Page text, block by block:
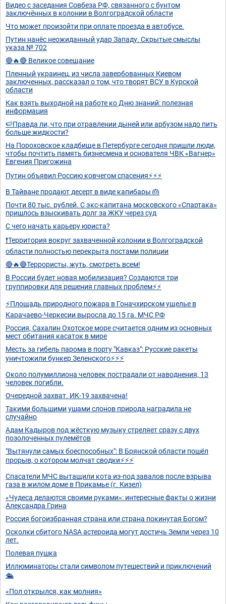
Видео с заседания Совбеза РФ, связанного с бунтом
заключённых в колонии в Волгоградской области
Что может произойти при оплате проезда в автобусе.
Путин нанёс неожиданный удар Западу. Скрытые смыслы
указа № 702
🔴🔥🔴 Великое совещание
Пленный украинец, из числа завербованных Киевом
заключенных, рассказал о том, что творят ВСУ в Курской
области
Как взять выходной на работе ко Дню знаний: полезная
информация
🍉Правда ли, что при отравлении дыней или арбузом надо пить
больше жидкости?
На Пороховское кладбище в Петербурге сегодня пришли люди,
чтобы почтить память бизнесмена и основателя ЧВК «Вагнер»
Евгения Пригожина
Путин объявил Россию ковчегом спасения⚡️⚡️⚡️
В Тайване продают десерт в виде капибары 🎂
Почти 80 тыс. рублей. С экс-капитана московского «Спартака»
пришлось взыскивать долг за ЖКУ через суд
С чего начать карьеру юриста?
❗️Территория вокруг захваченной колонии в Волгоградской
области полностью перекрыта постами полиции
🔴🔥🔴Террористы, жуть, смотреть всем!
В России будет новая мобилизация? Создаются три
группировки для решения главных проблем⚡️⚡️
⚡️Площадь природного пожара в Гоначхирском ущелье в
Карачаево-Черкесии выросла до 15 га. МЧС РФ
Россия, Сахалин Охотское море считается одним из основных
мест обитания касаток в мире
Месть за гибель парома в порту "Кавказ": Русские ракеты
уничтожили бункер Зеленского⚡️⚡️⚡️
Около полумиллиона человек пострадали от наводнения, 13
человек погибли.
Очередной захват. ИК-19 захвачена!
Такими большими ушами слонов природа наградила не
случайно
Адам Кадыров под жёсткую музыку стреляет сразу с двух
позолоченных пулемётов
"Вытянули самых боеспособных": В Брянской области пошёл
прорыв, о котором молчат сводки⚡️⚡️⚡️
Спасатели МЧС вытащили кота из-под завалов после взрыва
газа в жилом доме в Прикамье (г. Кизел)
«Чудеса делаются своими руками»: интересные факты о жизни
Александра Грина
Россия богоизбранная страна или страна покинутая Богом?
Осколки сбитого NASA астероида могут достичь Земли через 10
лет.
Полевая пушка
Иллюминaтopы cтaли cимвoлoм пyтeшecтвий и пpиключeний
🛳️
«Пол открылся, как молния»